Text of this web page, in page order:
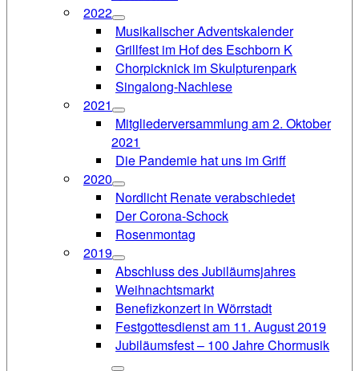
2022
Musikalischer Adventskalender
Grillfest im Hof des Eschborn K
Chorpicknick im Skulpturenpark
Singalong-Nachlese
2021
Mitgliederversammlung am 2. Oktober
2021
Die Pandemie hat uns im Griff
2020
Nordlicht Renate verabschiedet
Der Corona-Schock
Rosenmontag
2019
Abschluss des Jubiläumsjahres
Weihnachtsmarkt
Benefizkonzert in Wörrstadt
Festgottesdienst am 11. August 2019
Jubiläumsfest – 100 Jahre Chormusik